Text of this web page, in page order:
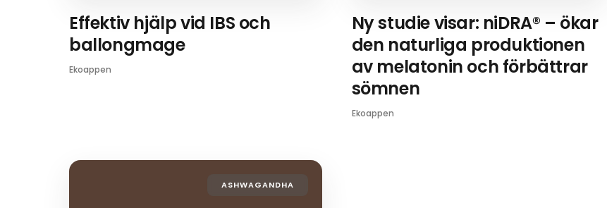
Effektiv hjälp vid IBS och
ballongmage
Ekoappen
Ny studie visar: niDRA® – ökar
den naturliga produktionen
av melatonin och förbättrar
sömnen
Ekoappen
ASHWAGANDHA